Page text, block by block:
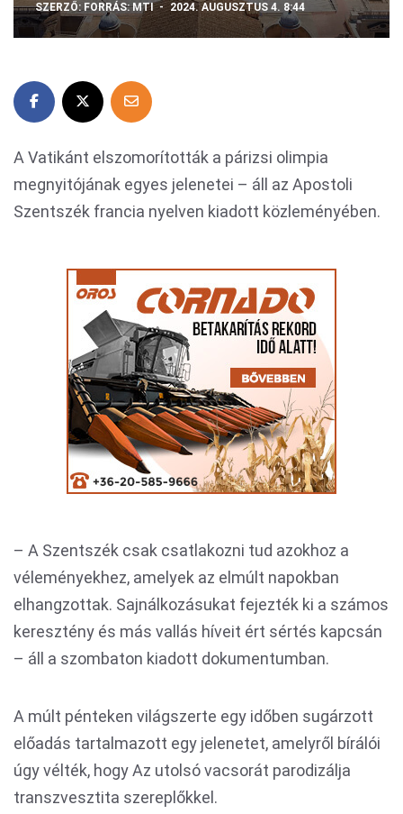
SZERZŐ:FORRÁS: MTI 2024. AUGUSZTUS 4. 8:44
A Vatikánt elszomorították a párizsi olimpia
megnyitójának egyes jelenetei – áll az Apostoli
Szentszék francia nyelven kiadott közleményében.
– A Szentszék csak csatlakozni tud azokhoz a
véleményekhez, amelyek az elmúlt napokban
elhangzottak. Sajnálkozásukat fejezték ki a számos
keresztény és más vallás híveit ért sértés kapcsán
– áll a szombaton kiadott dokumentumban.
A múlt pénteken világszerte egy időben sugárzott
előadás tartalmazott egy jelenetet, amelyről bírálói
úgy vélték, hogy Az utolsó vacsorát parodizálja
transzvesztita szereplőkkel.